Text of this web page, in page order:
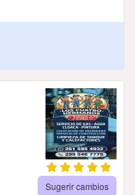
Sugerir cambios